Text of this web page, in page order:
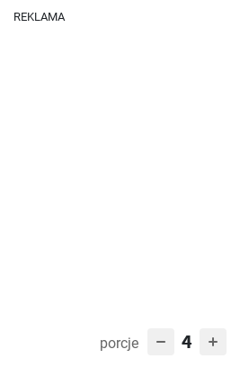
REKLAMA
porcje 4